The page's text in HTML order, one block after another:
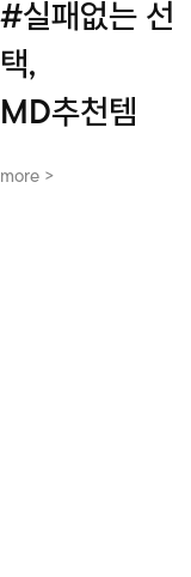
#실패없는 선
택,
MD추천템
more >